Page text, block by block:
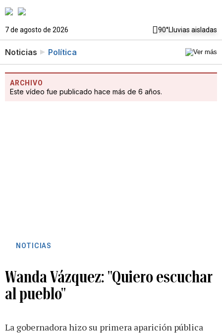
7 de agosto de 2026 90°Lluvias aisladas
Noticias Política
ARCHIVO
Este vídeo fue publicado hace más de 6 años.
NOTICIAS
Wanda Vázquez: "Quiero escuchar
al pueblo"
La gobernadora hizo su primera aparición pública